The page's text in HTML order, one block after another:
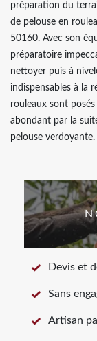
préparation du
de pelouse en
50160. Avec son
préparatoire
nettoyer puis à
indispensables à la
rouleaux sont
abondant par la
pelouse verdoyante.
Devis et
Sans
Artisan